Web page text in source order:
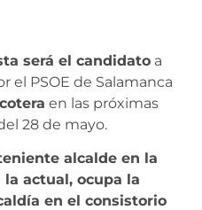
será el candidato a
el PSOE de Salamanca
en las próximas
28 de mayo.
alcalde en la
actual, ocupa la
en el consistorio